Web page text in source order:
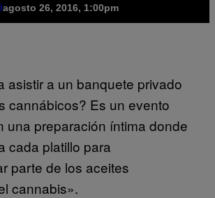
agosto 26, 2016, 1:00pm
asistir a un banquete privado
cannábicos? Es un evento
una preparación íntima donde
cada platillo para
parte de los aceites
cannabis».